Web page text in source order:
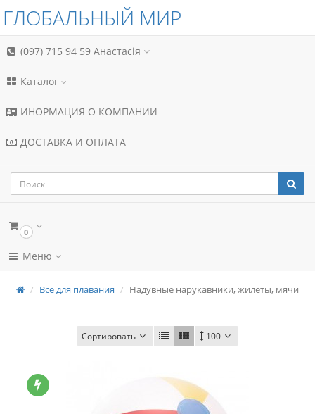
ГЛОБАЛЬНЫЙ МИР
(097) 715 94 59 Анастасія
Каталог
ИНОРМАЦИЯ О КОМПАНИИ
ДОСТАВКА И ОПЛАТА
0
Меню
Все для плавания Надувные нарукавники, жилеты, мячи
Сортировать 100